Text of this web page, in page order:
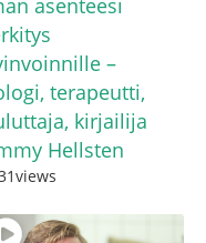
asenteesi
–
terapeutti,
kirjailija
Hellsten
views